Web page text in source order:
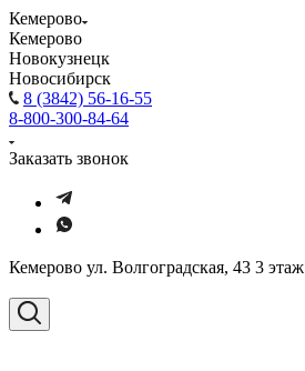
Кемерово
Кемерово
Новокузнецк
Новосибирск
8 (3842) 56-16-55
8-800-300-84-64
Заказать звонок
Кемерово ул. Волгоградская, 43 3 этаж